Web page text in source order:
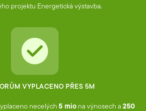
projektu Energetická výstavba.
VYPLACENO PŘES 5M
necelých 5 mio na výnosech a 250